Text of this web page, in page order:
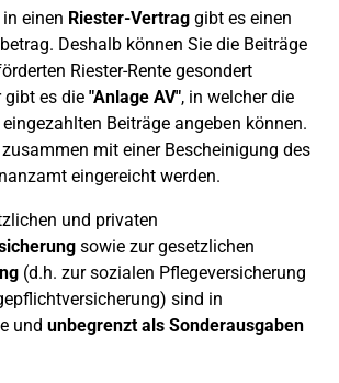
einen Riester-Vertrag gibt es einen
Deshalb können Sie die Beiträge
Riester-Rente gesondert
gibt es die "Anlage AV", in welcher die
eingezahlten Beiträge angeben können.
mit einer Bescheinigung des
eingereicht werden.
und privaten
sowie zur gesetzlichen
(d.h. zur sozialen Pflegeversicherung
sind in
und unbegrenzt als Sonderausgaben